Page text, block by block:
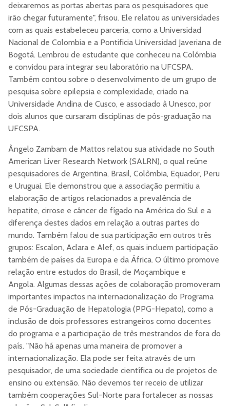
deixaremos as portas abertas para os pesquisadores que
irão chegar futuramente", frisou. Ele relatou as universidades
com as quais estabeleceu parceria, como a Universidad
Nacional de Colombia e a Pontificia Universidad Javeriana de
Bogotá. Lembrou de estudante que conheceu na Colômbia
e convidou para integrar seu laboratório na UFCSPA.
Também contou sobre o desenvolvimento de um grupo de
pesquisa sobre epilepsia e complexidade, criado na
Universidade Andina de Cusco, e associado à Unesco, por
dois alunos que cursaram disciplinas de pós-graduação na
UFCSPA.
Ângelo Zambam de Mattos relatou sua atividade no South
American Liver Research Network (SALRN), o qual reúne
pesquisadores de Argentina, Brasil, Colômbia, Equador, Peru
e Uruguai. Ele demonstrou que a associação permitiu a
elaboração de artigos relacionados a prevalência de
hepatite, cirrose e câncer de fígado na América do Sul e a
diferença destes dados em relação a outras partes do
mundo. Também falou de sua participação em outros três
grupos: Escalon, Aclara e Alef, os quais incluem participação
também de países da Europa e da África. O último promove
relação entre estudos do Brasil, de Moçambique e
Angola. Algumas dessas ações de colaboração promoveram
importantes impactos na internacionalização do Programa
de Pós-Graduação de Hepatologia (PPG-Hepato), como a
inclusão de dois professores estrangeiros como docentes
do programa e a participação de três mestrandos de fora do
país. "Não há apenas uma maneira de promover a
internacionalização. Ela pode ser feita através de um
pesquisador, de uma sociedade científica ou de projetos de
ensino ou extensão. Não devemos ter receio de utilizar
também cooperações Sul-Norte para fortalecer as nossas